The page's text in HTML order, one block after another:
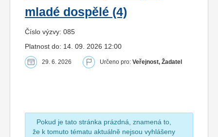
mladé dospělé (4)
Číslo výzvy: 085
Platnost do: 14. 09. 2026 12:00
29. 6. 2026 Určeno pro: Veřejnost, Žadatel
Pokud je tato stránka prázdná, znamená to,
že k tomuto tématu aktuálně nejsou vyhlášeny